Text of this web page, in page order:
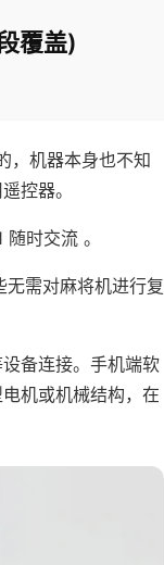
覆盖)
，机器本身也不知
控器。
时交流 。
需对麻将机进行复
备连接。手机端软
机或机械结构，在